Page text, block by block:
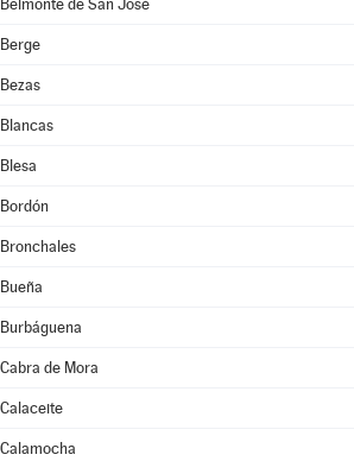
Belmonte de San José
Berge
Bezas
Blancas
Blesa
Bordón
Bronchales
Bueña
Burbáguena
Cabra de Mora
Calaceite
Calamocha